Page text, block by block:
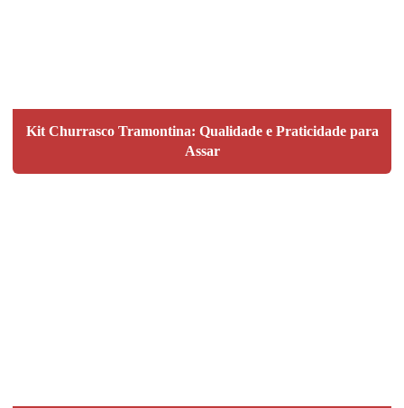
Kit Churrasco Tramontina: Qualidade e Praticidade para
Assar